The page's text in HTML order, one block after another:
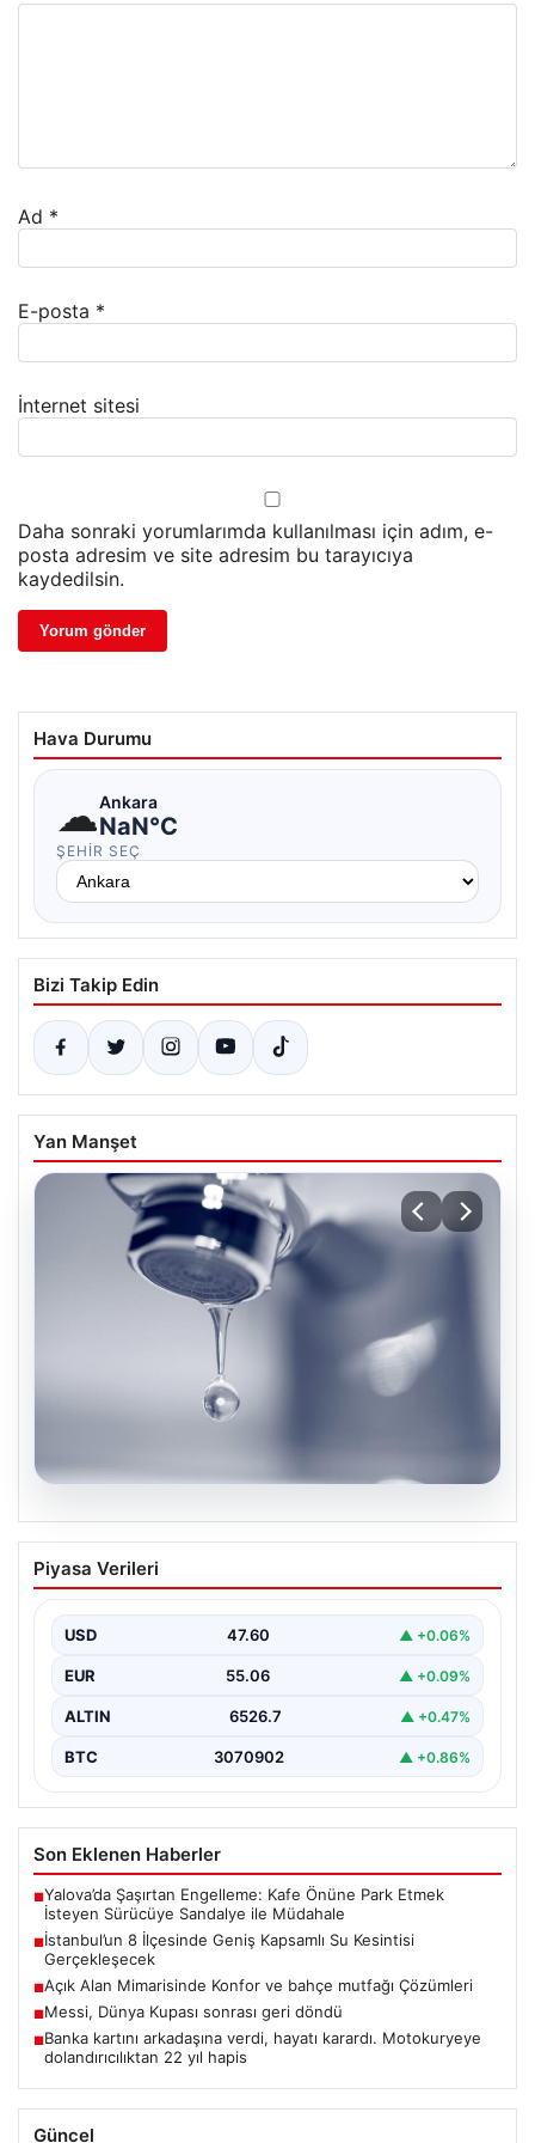
Ad *
E-posta *
İnternet sitesi
Daha sonraki yorumlarımda kullanılması için adım, e-
posta adresim ve site adresim bu tarayıcıya
kaydedilsin.
Hava Durumu
☁Ankara
NaN°C
ŞEHIR SEÇ
Bizi Takip Edin
Yan Manşet
04.08.2026
İstanbul’un 8 İlçesinde Geniş Kapsamlı
Su Kesintisi Gerçekleşecek
önemli altyapı yenileme çalışmaları kapsamında şehrin…
Piyasa Verileri
USD 47.60 ▲ +0.06%
EUR 55.06 ▲ +0.09%
ALTIN 6526.7 ▲ +0.47%
BTC 3070902 ▲ +0.86%
Son Eklenen Haberler
■Yalova’da Şaşırtan Engelleme: Kafe Önüne Park Etmek
İsteyen Sürücüye Sandalye ile Müdahale
■İstanbul’un 8 İlçesinde Geniş Kapsamlı Su Kesintisi
Gerçekleşecek
■Açık Alan Mimarisinde Konfor ve bahçe mutfağı Çözümleri
■Messi, Dünya Kupası sonrası geri döndü
■Banka kartını arkadaşına verdi, hayatı karardı. Motokuryeye
dolandırıcılıktan 22 yıl hapis
Güncel